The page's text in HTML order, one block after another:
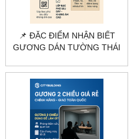
📌 ĐẶC ĐIỂM NHẬN BIẾT
GƯƠNG DÁN TƯỜNG THÁI
CITYBUILDING